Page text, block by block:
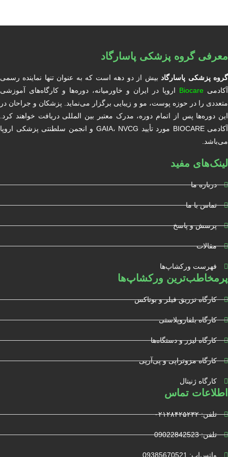
معرفی گروه پزشکی پاسارگاد
گروه پزشکی پاسارگادبیش از دو دهه است که به عنوان تنها نماینده رسمی
آکادمی Biocare اروپا در ایران و خاورمیانه، دوره‌ها و کارگاه‌های آموزشی
متعددی را در حوزه پوست، مو و زیبایی برگزار می‌نماید. پزشکان و جراحان در
این دوره‌ها پس از اتمام دوره، مدرک معتبر بین المللی دریافت خواهند کرد.
آکادمی BIOCARE مورد تأیید GAIA، NVCG و انجمن سلطنتی پزشکی اروپا
می‌باشد.
لینک‌های مفید
درباره ما
تماس با ما
پرسش و پاسخ
مقالات
فهرست ورکشاپ‌ها
پرمخاطب‌ترین ورکشاپ‌ها
کارگاه تزریق فیلر و بوتاکس
کارگاه بلفاروپلاستی
کارگاه لیزر و دستگاه‌ها
کارگاه مزوتراپی و پی‌آرپی
کارگاه ژنیتال
اطلاعات تماس
تلفن: ۰۲۱۲۸۴۲۵۲۳۲
تلفن: 09022842523
واتس‌‌اپ: 09385670521